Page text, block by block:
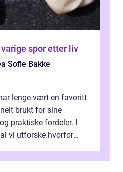
spor etter liv
Sofie Bakke
lenge vært en favoritt
brukt for sine
praktiske fordeler. I
vi utforske hvorfor